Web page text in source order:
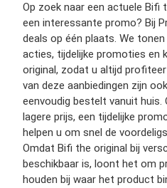
Op zoek naar een actuele Bifi
een interessante promo? Bij
deals op één plaats. We
acties, tijdelijke promoties en
original, zodat u altijd
van deze aanbiedingen zijn
eenvoudig bestelt vanuit huis.
lagere prijs, een tijdelijke
helpen u om snel de
Omdat Bifi the original bij
beschikbaar is, loont het om
houden bij waar het product